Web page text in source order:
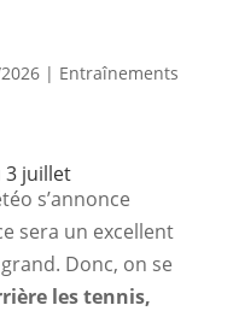
| Entraînements
3 juillet
s’annonce
sera un excellent
Donc, on se
les tennis,